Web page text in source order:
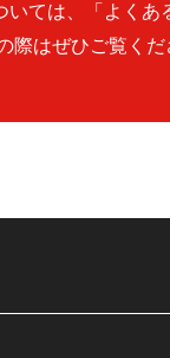
いては、「よくあ
際はぜひご覧く